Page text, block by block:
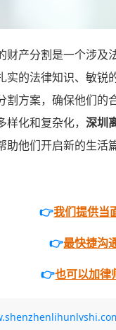
产分割是一个涉及
实的法律知识、敏
割方案，确保他们
化和复杂化， 深圳
他们开启新的生活
👉我们提供当
👉最快捷沟
👉也可以加律